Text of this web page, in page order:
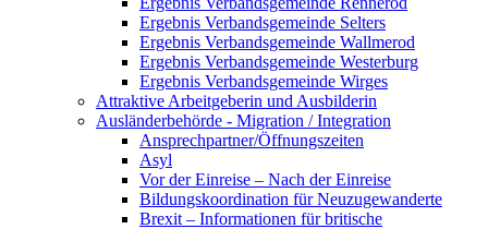
Ergebnis Verbandsgemeinde Selters
Ergebnis Verbandsgemeinde Wallmerod
Ergebnis Verbandsgemeinde Westerburg
Ergebnis Verbandsgemeinde Wirges
Attraktive Arbeitgeberin und Ausbilderin
Ausländerbehörde - Migration / Integration
Ansprechpartner/Öffnungszeiten
Asyl
Vor der Einreise – Nach der Einreise
Bildungskoordination für Neuzugewanderte
Brexit – Informationen für britische